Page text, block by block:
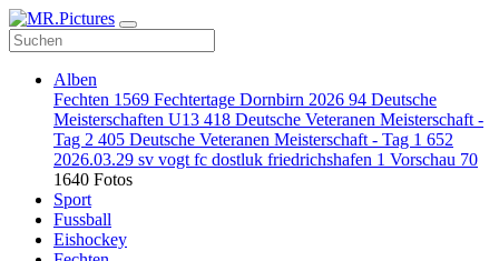
Alben
Fechten 1569 Fechtertage Dornbirn 2026 94 Deutsche
Meisterschaften U13 418 Deutsche Veteranen Meisterschaft -
Tag 2 405 Deutsche Veteranen Meisterschaft - Tag 1 652
2026.03.29 sv vogt fc dostluk friedrichshafen 1 Vorschau 70
1640 Fotos
Sport
Fussball
Eishockey